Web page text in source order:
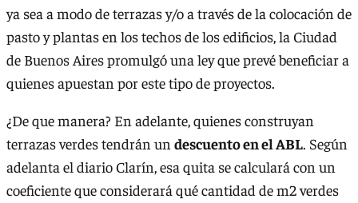
ya sea a modo de terrazas y/o a través de la colocación de
pasto y plantas en los techos de los edificios, la Ciudad
de Buenos Aires promulgó una ley que prevé beneficiar a
quienes apuestan por este tipo de proyectos.
¿De que manera? En adelante, quienes construyan
terrazas verdes tendrán un descuento en el ABL. Según
adelanta el diario Clarín, esa quita se calculará con un
coeficiente que considerará qué cantidad de m2 verdes